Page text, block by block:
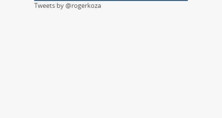
Tweets by @rogerkoza